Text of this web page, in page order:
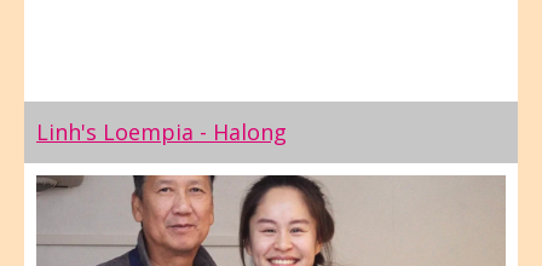
Linh's Loempia - Halong